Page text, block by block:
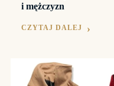
i mężczyzn
CZYTAJ DALEJ